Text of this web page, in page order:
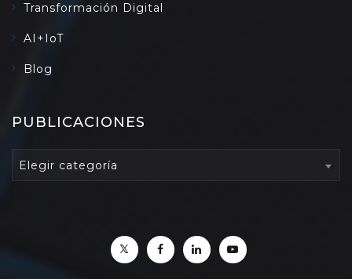
Transformación Digital
AI+IoT
Blog
PUBLICACIONES
PUBLICACIONES
Elegir categoría